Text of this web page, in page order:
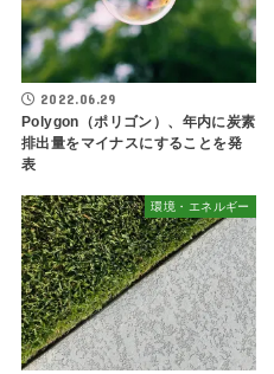
2022.06.29
Polygon（ポリゴン）、年内に炭素
排出量をマイナスにすることを発
表
環境・エネルギー